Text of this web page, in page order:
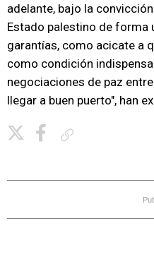
adelante, bajo la
Estado palestino de forma
garantías, como acicate a
como condición
negociaciones de paz
llegar a buen puerto", han